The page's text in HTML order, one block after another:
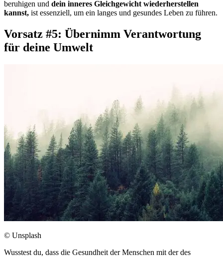
beruhigen und dein inneres Gleichgewicht wiederherstellen
kannst, ist essenziell, um ein langes und gesundes Leben zu führen.
Vorsatz #5: Übernimm Verantwortung
für deine Umwelt
© Unsplash
Wusstest du, dass die Gesundheit der Menschen mit der des